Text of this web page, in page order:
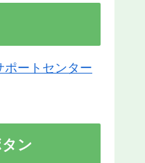
ポートセンター
ン